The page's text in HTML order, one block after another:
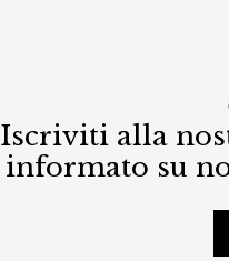
Iscriviti alla
informato su